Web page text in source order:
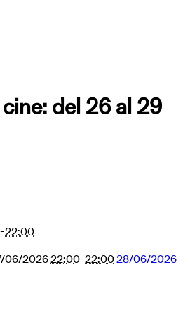
del 26 al 29
-22:00
06/202622:00-22:0028/06/2026